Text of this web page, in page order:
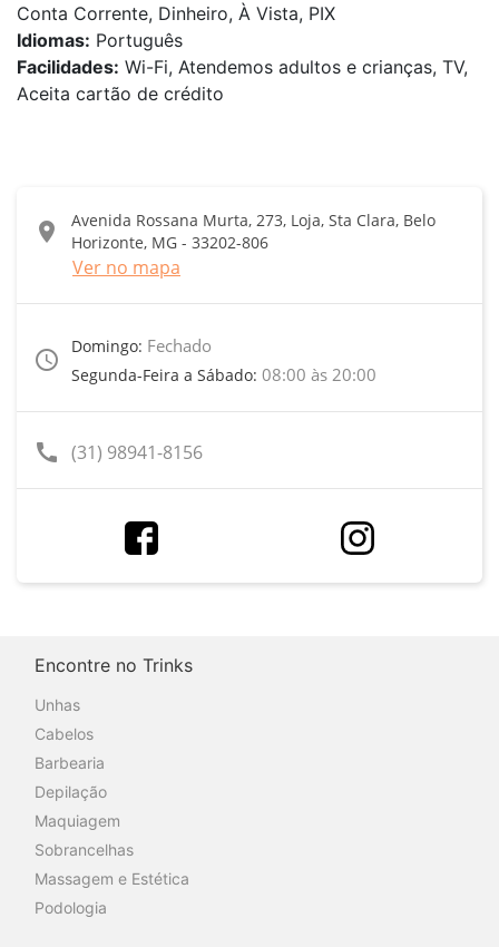
Conta Corrente, Dinheiro, À Vista, PIX
Idiomas: Português
Facilidades: Wi-Fi, Atendemos adultos e crianças, TV,
Aceita cartão de crédito
location_on
Avenida Rossana Murta, 273, Loja, Sta Clara, Belo
Horizonte, MG - 33202-806
Ver no mapa
access_time
Domingo: Fechado
Segunda-Feira a Sábado: 08:00 às 20:00
call (31) 98941-8156
Encontre no Trinks
Unhas
Cabelos
Barbearia
Depilação
Maquiagem
Sobrancelhas
Massagem e Estética
Podologia